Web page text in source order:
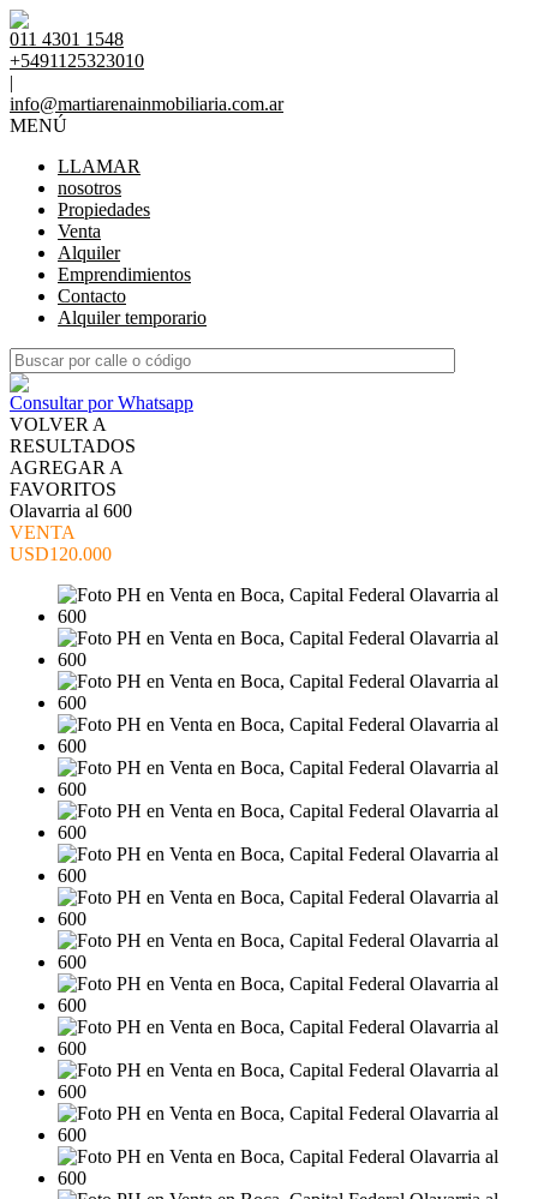
011 4301 1548
+5491125323010
|
info@martiarenainmobiliaria.com.ar
MENÚ
LLAMAR
nosotros
Propiedades
Venta
Alquiler
Emprendimientos
Contacto
Alquiler temporario
Consultar por Whatsapp
VOLVER A
RESULTADOS
AGREGAR A
FAVORITOS
Olavarria al 600
VENTA
USD120.000